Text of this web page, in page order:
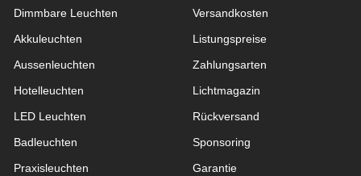
Dimmbare Leuchten
Akkuleuchten
Aussen­leuchten
Hotelleuchten
LED Leuchten
Badleuchten
Praxisleuchten
Versandkosten
Listungspreise
Zahlungsarten
Lichtmagazin
Rückversand
Sponsoring
Garantie